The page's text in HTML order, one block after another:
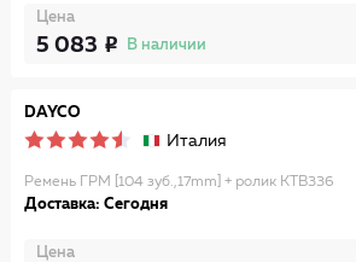
Цена
5 083 В наличии
DAYCO
Италия
Ремень ГРМ [104 зуб.,17mm] + ролик KTB336
Доставка: Сегодня
Цена